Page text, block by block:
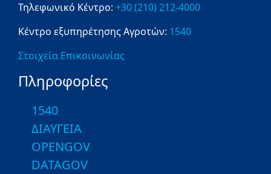
Τηλεφωνικό Κέντρο: +30 (210) 212-4000
Κέντρο εξυπηρέτησης Αγροτών: 1540
Στοιχεία Επικοινωνίας
Πληροφορίες
1540
ΔΙΑΥΓΕΙΑ
OPENGOV
DATAGOV